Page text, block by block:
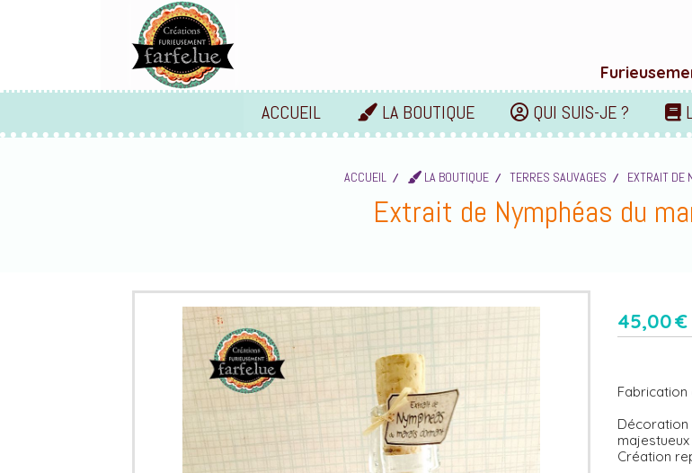
ACCUEIL LA BOUTIQUE QUI SUIS-JE ?
ACCUEIL LA BOUTIQUE TERRES SAUVAGES EXTRAIT DE
Extrait de Nymphéas du
45,00€
Fabrication
Décoration
Création
Panneau de gestion des cookies